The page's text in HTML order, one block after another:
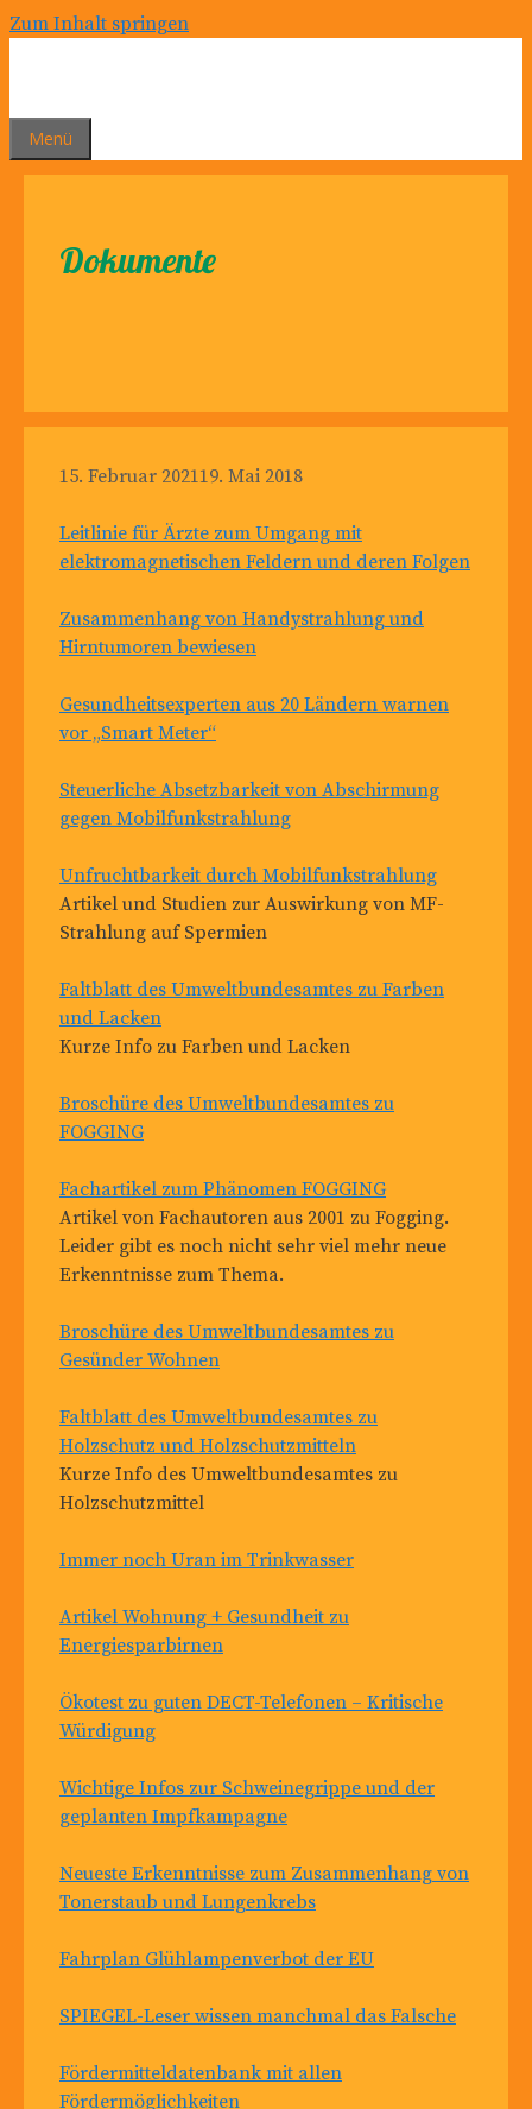
Zum Inhalt springen
Menü
Dokumente
15. Februar 202119. Mai 2018
Leitlinie für Ärzte zum Umgang mit
elektromagnetischen Feldern und deren Folgen
Zusammenhang von Handystrahlung und
Hirntumoren bewiesen
Gesundheitsexperten aus 20 Ländern warnen
vor „Smart Meter“
Steuerliche Absetzbarkeit von Abschirmung
gegen Mobilfunkstrahlung
Unfruchtbarkeit durch Mobilfunkstrahlung
Artikel und Studien zur Auswirkung von MF-
Strahlung auf Spermien
Faltblatt des Umweltbundesamtes zu Farben
und Lacken
Kurze Info zu Farben und Lacken
Broschüre des Umweltbundesamtes zu
FOGGING
Fachartikel zum Phänomen FOGGING
Artikel von Fachautoren aus 2001 zu Fogging.
Leider gibt es noch nicht sehr viel mehr neue
Erkenntnisse zum Thema.
Broschüre des Umweltbundesamtes zu
Gesünder Wohnen
Faltblatt des Umweltbundesamtes zu
Holzschutz und Holzschutzmitteln
Kurze Info des Umweltbundesamtes zu
Holzschutzmittel
Immer noch Uran im Trinkwasser
Artikel Wohnung + Gesundheit zu
Energiesparbirnen
Ökotest zu guten DECT-Telefonen – Kritische
Würdigung
Wichtige Infos zur Schweinegrippe und der
geplanten Impfkampagne
Neueste Erkenntnisse zum Zusammenhang von
Tonerstaub und Lungenkrebs
Fahrplan Glühlampenverbot der EU
SPIEGEL-Leser wissen manchmal das Falsche
Fördermitteldatenbank mit allen
Fördermöglichkeiten